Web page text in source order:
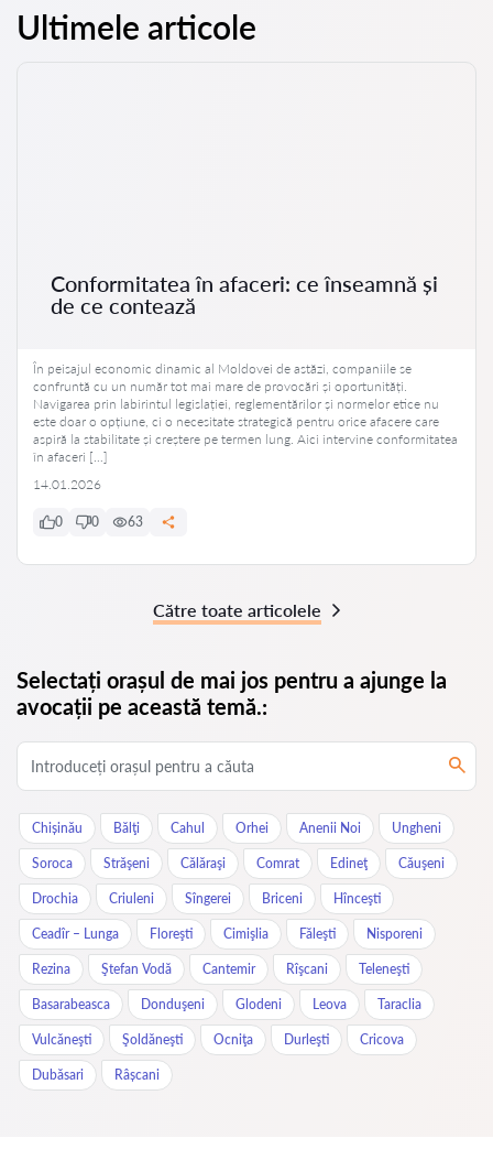
Ultimele articole
Conformitatea în afaceri: ce înseamnă și
de ce contează
În peisajul economic dinamic al Moldovei de astăzi, companiile se
confruntă cu un număr tot mai mare de provocări și oportunități.
Navigarea prin labirintul legislației, reglementărilor și normelor etice nu
este doar o opțiune, ci o necesitate strategică pentru orice afacere care
aspiră la stabilitate și creștere pe termen lung. Aici intervine conformitatea
în afaceri […]
14.01.2026
0 0 63
Către toate articolele
Selectați orașul de mai jos pentru a ajunge la
avocații pe această temă.:
Chișinău Bălţi Cahul Orhei Anenii Noi Ungheni
Soroca Străşeni Călăraşi Comrat Edineţ Căuşeni
Drochia Criuleni Sîngerei Briceni Hînceşti
Ceadîr – Lunga Floreşti Cimişlia Făleşti Nisporeni
Rezina Ştefan Vodă Cantemir Rîşcani Teleneşti
Basarabeasca Donduşeni Glodeni Leova Taraclia
Vulcăneşti Şoldăneşti Ocniţa Durleşti Cricova
Dubăsari Râșcani